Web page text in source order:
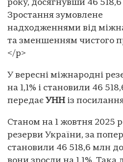
року, досягнувши 46
Зростання зумовлене
надходженнями від
та зменшенням чистого
</p>
У вересні міжнародні
на 1,1% і становили 46
передає УНН із
Станом на 1 жовтня 2025
резерви України, за
становили 46 518,6 млн